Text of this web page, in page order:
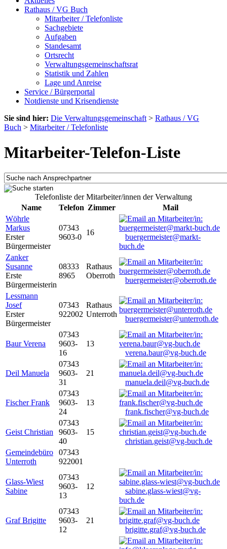
Rathaus / VG Buch
Mitarbeiter / Telefonliste
Sachgebiete
Aufgaben
Standesamt
Ortsrecht
Verwaltungsgemeinschaftsrat
Statistik und Zahlen
Lage und Anreise
Service / Bürgerportal
Notdienste und Krisendienste
Sie sind hier: Die Verwaltungsgemeinschaft > Rathaus / VG
Buch > Mitarbeiter / Telefonliste
Mitarbeiter-Telefon-Liste
Telefonliste der Mitarbeiter/innen der Verwaltung
Name
Telefon Zimmer
Mail
Wöhrle
Markus
Erster
Bürgermeister
07343
9603-0
16
buergermeister@markt-
buch.de
Zanker
Susanne
Erste
Bürgermeisterin
08333
8965
Rathaus
Oberroth
buergermeister@oberroth.de
Lessmann
Josef
Erster
Bürgermeister
07343
922002
Rathaus
Unterroth
buergermeister@unterroth.de
Baur Verena
07343
9603-
16
13
verena.baur@vg-buch.de
Deil Manuela
07343
9603-
31
21
manuela.deil@vg-buch.de
Fischer Frank
07343
9603-
24
13
frank.fischer@vg-buch.de
Geist Christian
07343
9603-
40
15
christian.geist@vg-buch.de
Gemeindebüro
Unterroth
07343
922001
Glass-Wiest
Sabine
07343
9603-
13
12
sabine.glass-wiest@vg-
buch.de
Graf Brigitte
07343
9603-
12
21
brigitte.graf@vg-buch.de